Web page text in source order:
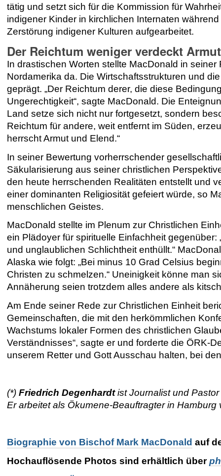
tätig und setzt sich für die Kommission für
indigener Kinder in kirchlichen Internaten
Zerstörung indigener Kulturen aufgearbeitet.
Der Reichtum weniger verdeckt
In drastischen Worten stellte MacDonald in
Nordamerika da. Die Wirtschaftsstrukturen und
geprägt. „Der Reichtum derer, die diese
Ungerechtigkeit“, sagte MacDonald. Die
Land setze sich nicht nur fortgesetzt, sondern
Reichtum für andere, weit entfernt im Süden,
herrscht Armut und Elend.“
In seiner Bewertung vorherrschender
Säkularisierung aus seiner christlichen
den heute herrschenden Realitäten entstellt und
einer dominanten Religiosität gefeiert würde, so
menschlichen Geistes.
MacDonald stellte im Plenum zur Christlichen
ein Plädoyer für spirituelle Einfachheit
und unglaublichen Schlichtheit enthüllt.“
Alaska wie folgt: „Bei minus 10 Grad Celsius
Christen zu schmelzen.“ Uneinigkeit könne man
Annäherung seien trotzdem alles andere als
Am Ende seiner Rede zur Christlichen Einheit
Gemeinschaften, die mit den herkömmlichen
Wachstums lokaler Formen des christlichen
Verständnisses“, sagte er und forderte die ÖRK-
unserem Retter und Gott Ausschau halten, bei
(*)Friedrich Degenhardtist Journalist und
Er arbeitet als Ökumene-Beauftragter in
Biographie von Bischof Mark MacDonald auf
Hochauflösende Photos sind erhältlich über